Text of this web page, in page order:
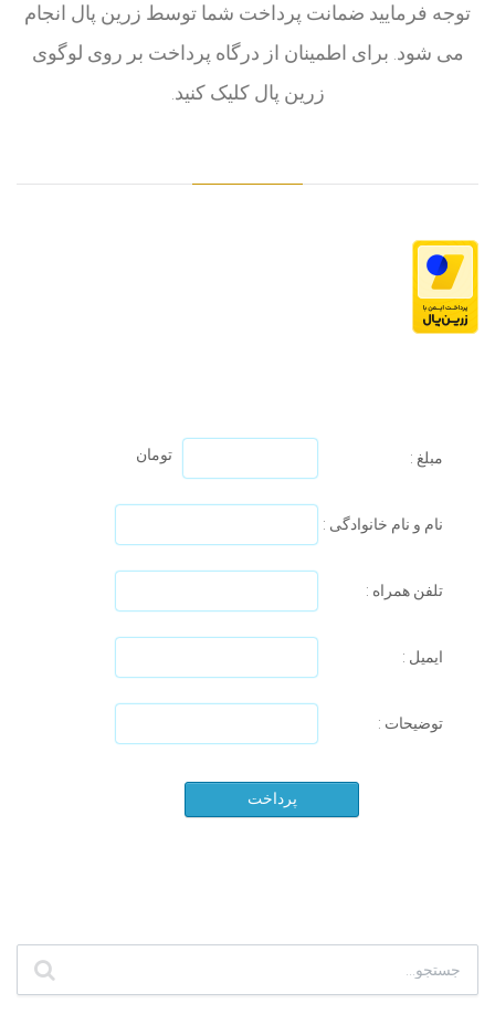
توجه فرمایید ضمانت پرداخت شما توسط زرین پال انجام
می شود. برای اطمینان از درگاه پرداخت بر روی لوگوی
زرین پال کلیک کنید.
مبلغ : تومان
نام و نام خانوادگی :
تلفن همراه :
ایمیل :
توضیحات :